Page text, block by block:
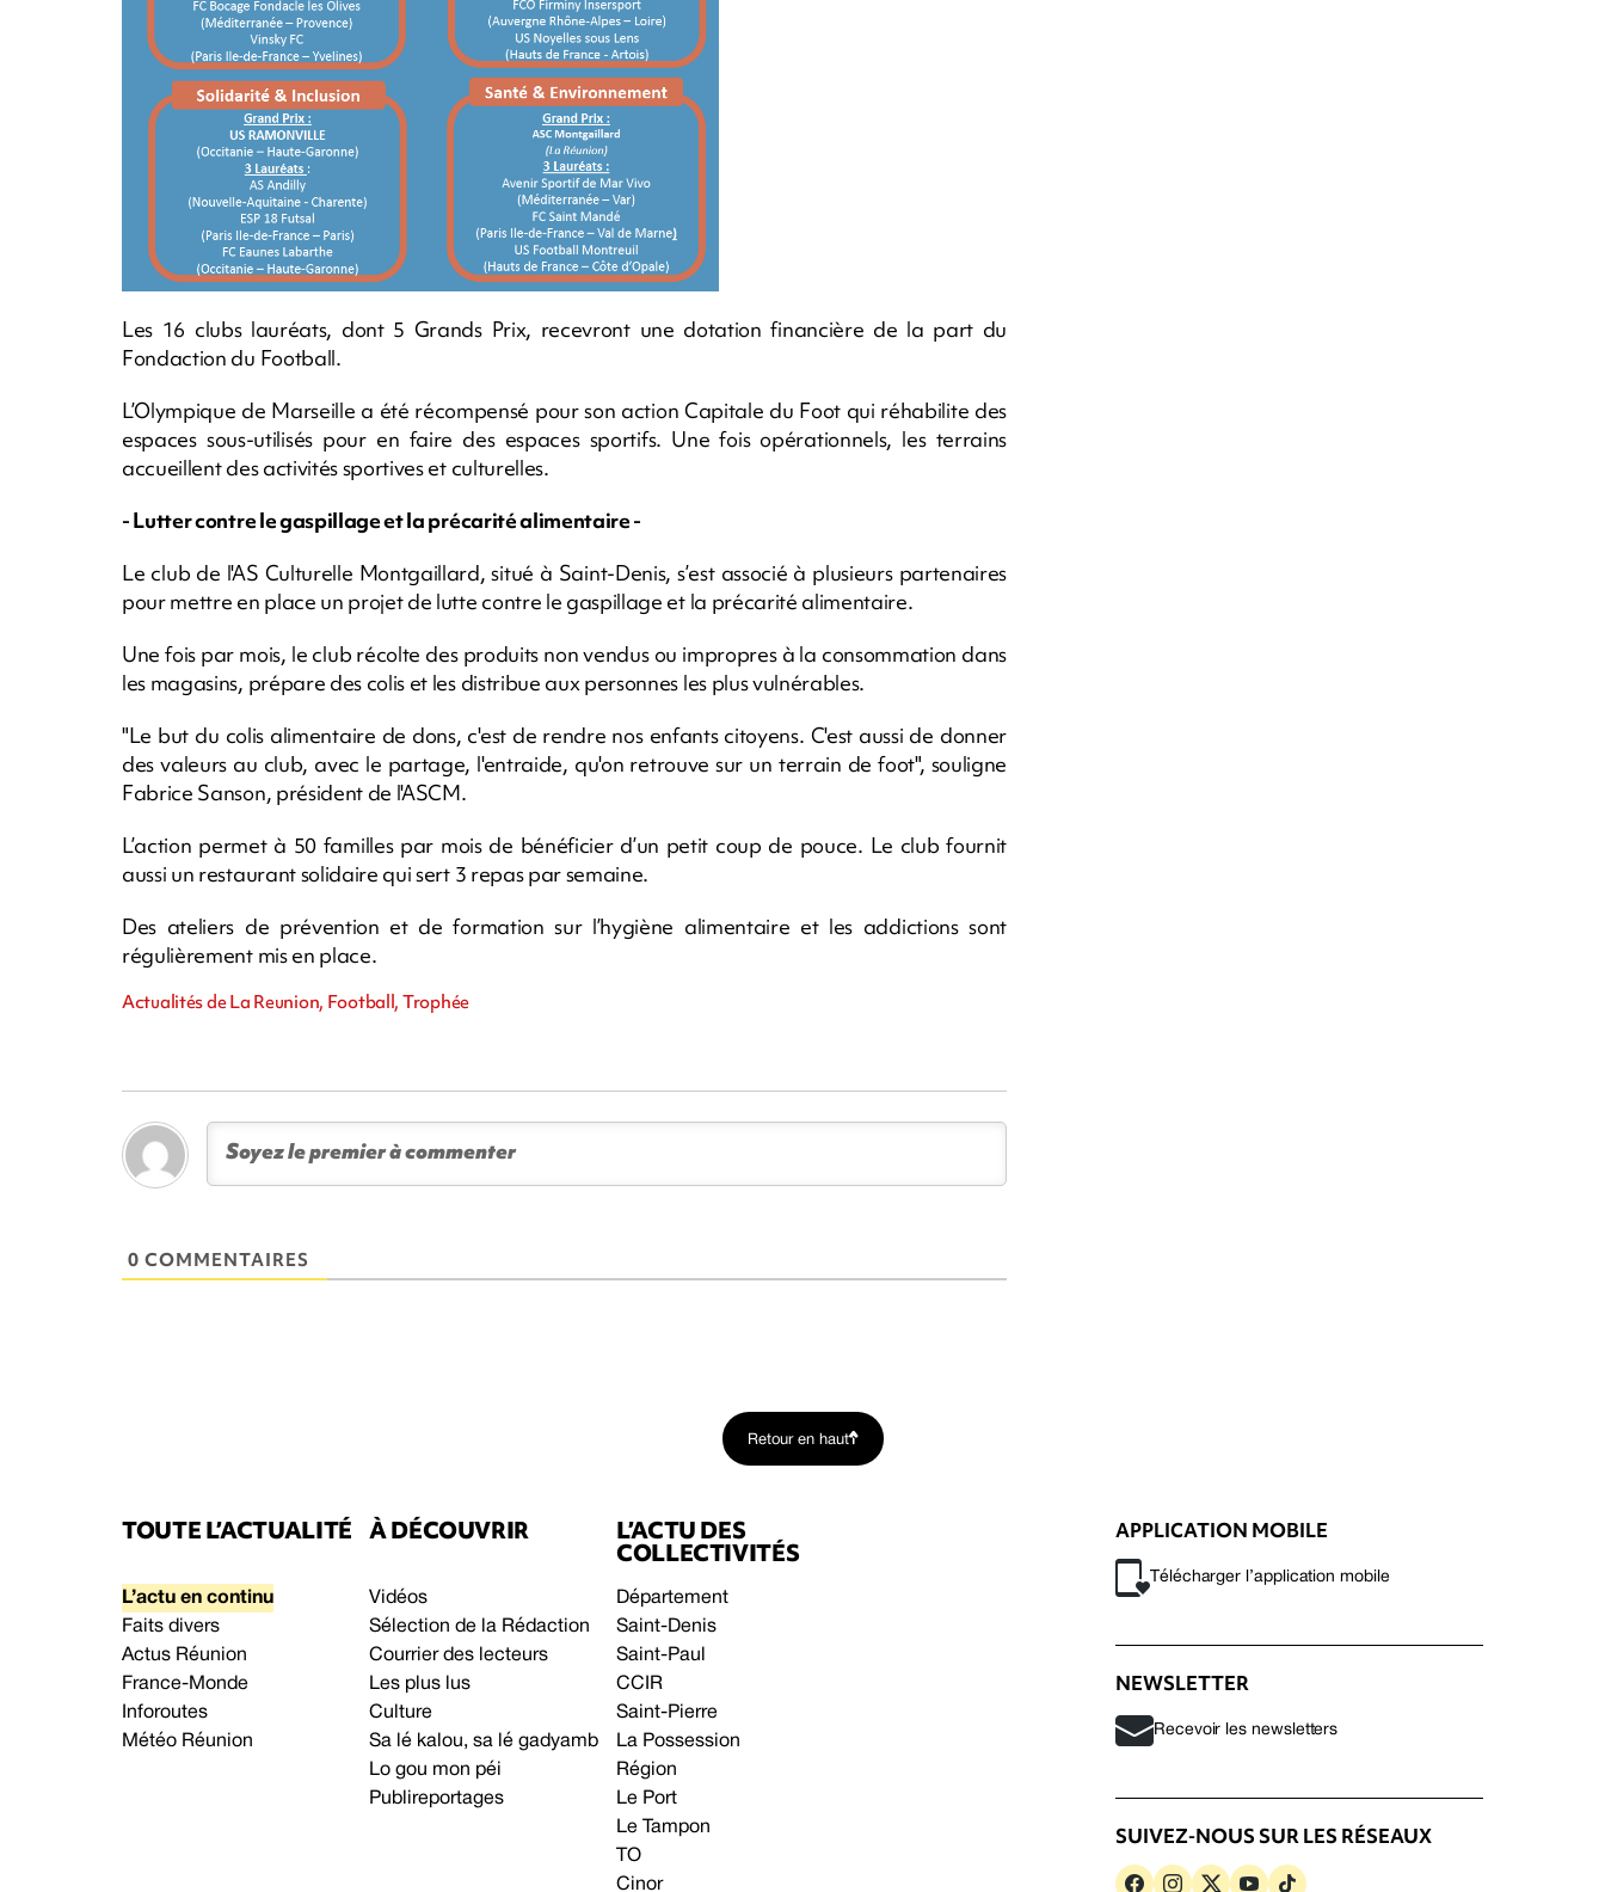
Les 16 clubs lauréats, dont 5 Grands Prix, recevront une dotation financière de la part du
Fondaction du Football.
L’Olympique de Marseille a été récompensé pour son action Capitale du Foot qui réhabilite des
espaces sous-utilisés pour en faire des espaces sportifs. Une fois opérationnels, les terrains
accueillent des activités sportives et culturelles.
- Lutter contre le gaspillage et la précarité alimentaire -
Le club de l'AS Culturelle Montgaillard, situé à Saint-Denis, s’est associé à plusieurs partenaires
pour mettre en place un projet de lutte contre le gaspillage et la précarité alimentaire.
Une fois par mois, le club récolte des produits non vendus ou impropres à la consommation dans
les magasins, prépare des colis et les distribue aux personnes les plus vulnérables.
"Le but du colis alimentaire de dons, c'est de rendre nos enfants citoyens. C'est aussi de donner
des valeurs au club, avec le partage, l'entraide, qu'on retrouve sur un terrain de foot", souligne
Fabrice Sanson, président de l'ASCM.
L’action permet à 50 familles par mois de bénéficier d’un petit coup de pouce. Le club fournit
aussi un restaurant solidaire qui sert 3 repas par semaine.
Des ateliers de prévention et de formation sur l’hygiène alimentaire et les addictions sont
régulièrement mis en place.
Actualités de La Reunion, Football, Trophée
0 COMMENTAIRES
Retour en haut
TOUTE L’ACTUALITÉ
L’actu en continu
Faits divers
Actus Réunion
France-Monde
Inforoutes
Météo Réunion
À DÉCOUVRIR
Vidéos
Sélection de la Rédaction
Courrier des lecteurs
Les plus lus
Culture
Sa lé kalou, sa lé gadyamb
Lo gou mon péi
Publireportages
L’ACTU DES
COLLECTIVITÉS
Département
Saint-Denis
Saint-Paul
CCIR
Saint-Pierre
La Possession
Région
Le Port
Le Tampon
TO
Cinor
APPLICATION MOBILE
Télécharger l’application mobile
NEWSLETTER
Recevoir les newsletters
SUIVEZ-NOUS SUR LES RÉSEAUX